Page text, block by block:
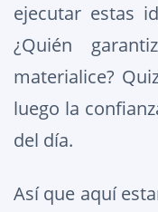
ejecutar estas
¿Quién
materialice?
luego la
del día.
Así que aquí